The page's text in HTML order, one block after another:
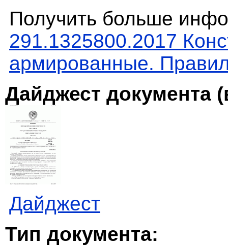
Получить больше
291.1325800.2017
армированные.
Дайджест документа
Дайджест
Тип документа: